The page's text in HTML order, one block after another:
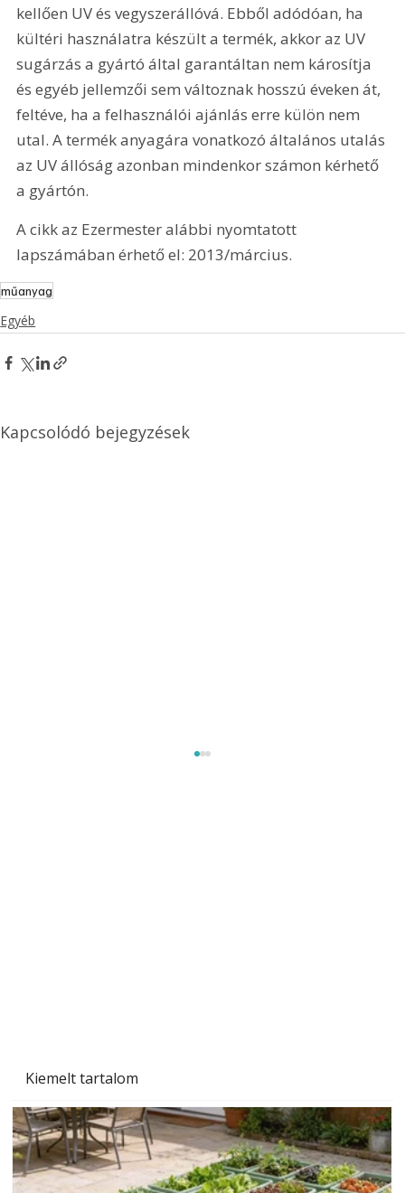
Kiemelt tartalom
kellően UV és vegyszerállóvá. Ebből adódóan, ha
kültéri használatra készült a termék, akkor az UV
sugárzás a gyártó által garantáltan nem károsítja
és egyéb jellemzői sem változnak hosszú éveken át,
feltéve, ha a felhasználói ajánlás erre külön nem
utal. A termék anyagára vonatkozó általános utalás
az UV állóság azonban mindenkor számon kérhető
a gyártón.
A cikk az Ezermester alábbi nyomtatott
lapszámában érhető el: 2013/március.
műanyag
Egyéb
Kapcsolódó bejegyzések